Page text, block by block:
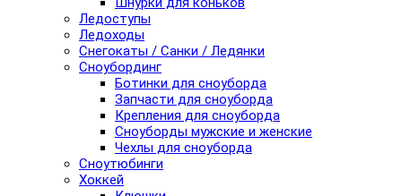
Ледоступы
Ледоходы
Снегокаты / Санки / Ледянки
Сноубординг
Ботинки для сноуборда
Запчасти для сноуборда
Крепления для сноуборда
Сноуборды мужские и женские
Чехлы для сноуборда
Сноутюбинги
Хоккей